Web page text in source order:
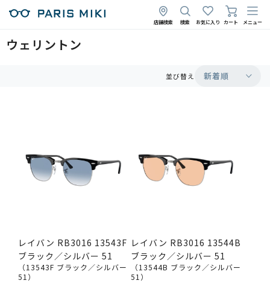
店舗検索 検索 お気に入り カート メニュー
ウェリントン
並び替え 新着順
レイバン RB3016 13543F
ブラック／シルバー 51
（13543F ブラック／シルバー
51）
レイバン RB3016 13544B
ブラック／シルバー 51
（13544B ブラック／シルバー
51）